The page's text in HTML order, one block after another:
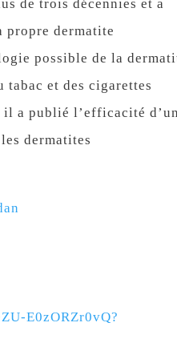
de trois décennies et a
propre dermatite
possible de la
et des cigarettes
il a publié l’efficacité
dermatites
E0zORZr0vQ?